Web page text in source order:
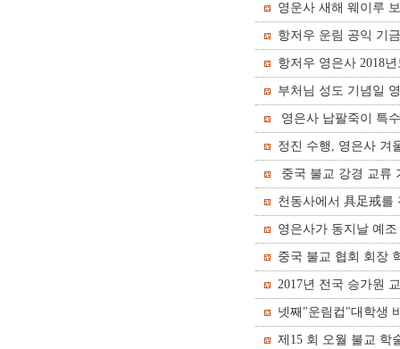
영운사 새해 웨이루
항저우 운림 공익 기
항저우 영은사 2018
부처님 성도 기념일
영은사 납팔죽이 특
정진 수행, 영은사 겨
중국 불교 강경 교류
천동사에서 具足戒를
영은사가 동지날 예
중국 불교 협회 회장
2017년 전국 승가원
넷째"운림컵"대학생
제15 회 오월 불교 학